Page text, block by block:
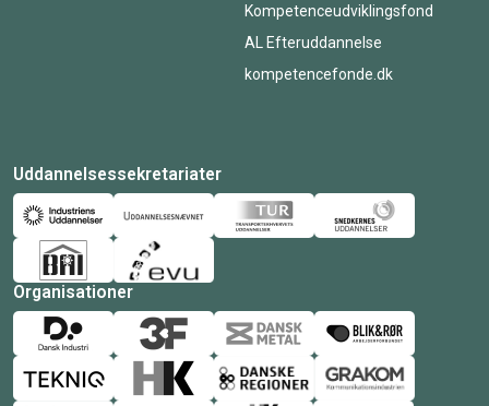
Kompetenceudviklingsfond
AL Efteruddannelse
kompetencefonde.dk
Uddannelsessekretariater
Organisationer